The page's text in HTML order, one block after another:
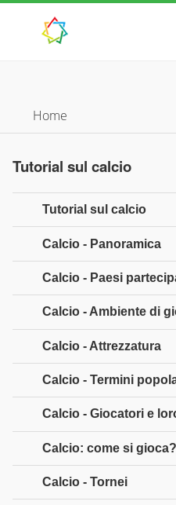
Home
Tutorial sul calcio
Tutorial sul calcio
Calcio - Panoramica
Calcio - Paesi
Calcio - Ambiente di
Calcio - Attrezzatura
Calcio - Termini
Calcio: come si gioca?
Calcio - Tornei